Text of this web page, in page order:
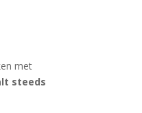
met
steeds